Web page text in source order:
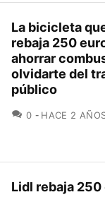
La bicicleta
rebaja 250
ahorrar
olvidarte del
público
0 COMENTARIOS
HACE 2
Lidl rebaja 250